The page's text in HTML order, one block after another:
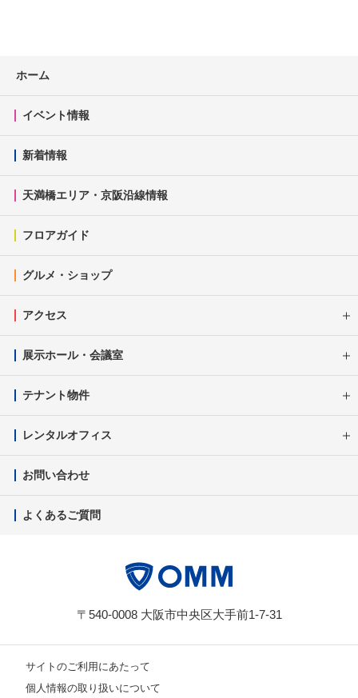
ホーム
イベント情報
新着情報
天満橋エリア・京阪沿線情報
フロアガイド
グルメ・ショップ
アクセス
展示ホール・会議室
テナント物件
レンタルオフィス
お問い合わせ
よくあるご質問
〒540-0008 大阪市中央区大手前1-7-31
サイトのご利用にあたって
個人情報の取り扱いについて